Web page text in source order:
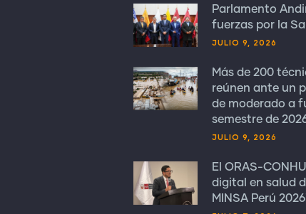
Parlamento
fuerzas por la
JULIO 9, 2026
Más de 200
reúnen ante un
de moderado a
semestre de
JULIO 9, 2026
El ORAS-
digital en salud
MINSA Perú